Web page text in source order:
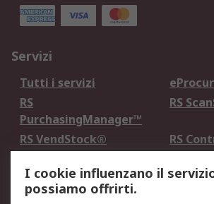
Servizi
Tutti i servizi
RS
PurchasingManager™
RS
RS VendStock®
RS
Legale
I cookie influenzano il
possiamo offrirti.